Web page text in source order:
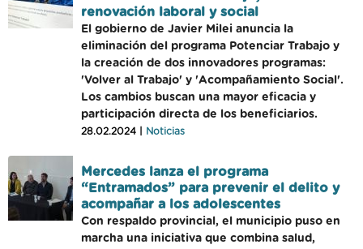
renovación laboral y social
El gobierno de Javier Milei anuncia la
eliminación del programa Potenciar Trabajo y
la creación de dos innovadores programas:
'Volver al Trabajo' y 'Acompañamiento Social'.
Los cambios buscan una mayor eficacia y
participación directa de los beneficiarios.
28.02.2024 | Noticias
Mercedes lanza el programa
“Entramados” para prevenir el delito y
acompañar a los adolescentes
Con respaldo provincial, el municipio puso en
marcha una iniciativa que combina salud,